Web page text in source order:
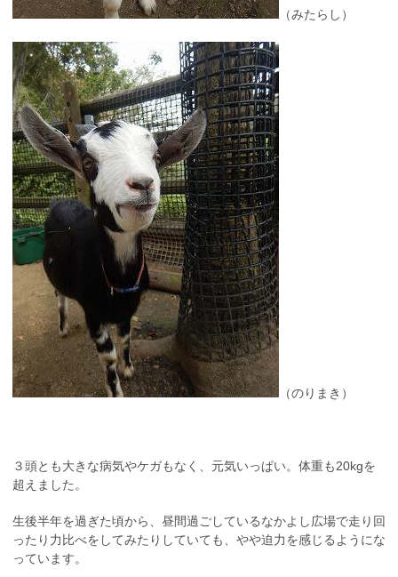
（みたらし）
（のりまき）
３頭とも大きな病気やケガもなく、元気いっぱい。体重も20kgを
超えました。
生後半年を過ぎた頃から、昼間過ごしているなかよし広場で走り回
ったり力比べをしてみたりしていても、やや迫力を感じるようにな
っています。